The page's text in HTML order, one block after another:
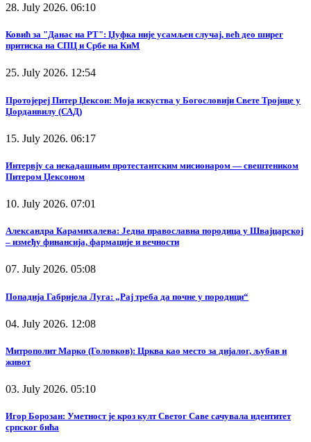
28. July 2026. 06:10
Ковић за "Данас на РТ": Џуфка није усамљен случај, већ део ширег
притиска на СПЦ и Србе на КиМ
25. July 2026. 12:54
Протојереј Питер Џексон: Моја искуства у Богословији Свете Тројице у
Џорданвилу (САД)
15. July 2026. 06:17
Интервју са некадашњим протестантским мисионаром — свештеником
Питером Џексоном
10. July 2026. 07:01
Александра Карамихалева: Једна православна породица у Швајцарској
– између финансија, фармације и вечности
07. July 2026. 05:08
Попадија Габријела Луга: „Рај треба да почне у породици“
04. July 2026. 12:08
Митрополит Марко (Головков): Црква као место за дијалог, љубав и
живот
03. July 2026. 05:10
Игор Борозан: Уметност је кроз култ Светог Саве сачувала идентитет
српског бића